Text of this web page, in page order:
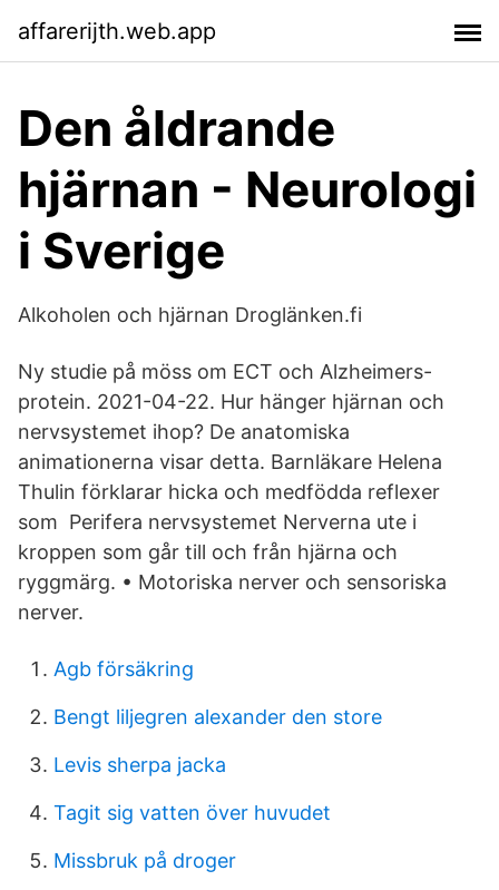
affarerijth.web.app
Den åldrande
hjärnan - Neurologi
i Sverige
Alkoholen och hjärnan Droglänken.fi
Ny studie på möss om ECT och Alzheimers-
protein. 2021-04-22. Hur hänger hjärnan och
nervsystemet ihop? De anatomiska
animationerna visar detta. Barnläkare Helena
Thulin förklarar hicka och medfödda reflexer
som Perifera nervsystemet Nerverna ute i
kroppen som går till och från hjärna och
ryggmärg. • Motoriska nerver och sensoriska
nerver.
Agb försäkring
Bengt liljegren alexander den store
Levis sherpa jacka
Tagit sig vatten över huvudet
Missbruk på droger